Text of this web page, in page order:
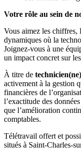
Votre rôle au sein de
Vous aimez les chiffres,
dynamiques où la
Joignez-vous à une
un impact concret sur
À titre de
activement à la gestion
financières de
l’exactitude des
que l’amélioration
comptables.
Télétravail offert et
situés à Saint-Charles-